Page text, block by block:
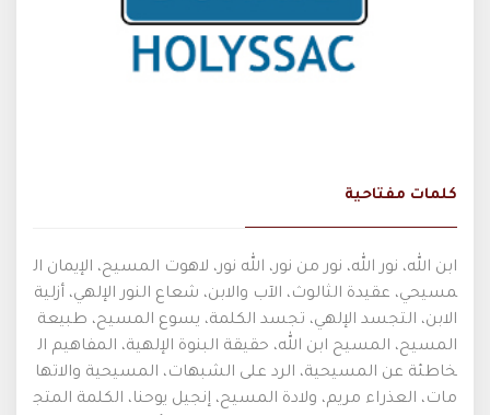
كلمات مفتاحية
ابن الله، نور الله، نور من نور، الله نور، لاهوت المسيح، الإيمان ال
مسيحي، عقيدة الثالوث، الآب والابن، شعاع النور الإلهي، أزلية
الابن، التجسد الإلهي، تجسد الكلمة، يسوع المسيح، طبيعة
المسيح، المسيح ابن الله، حقيقة البنوة الإلهية، المفاهيم ال
خاطئة عن المسيحية، الرد على الشبهات، المسيحية والاتها
مات، العذراء مريم، ولادة المسيح، إنجيل يوحنا، الكلمة المتج